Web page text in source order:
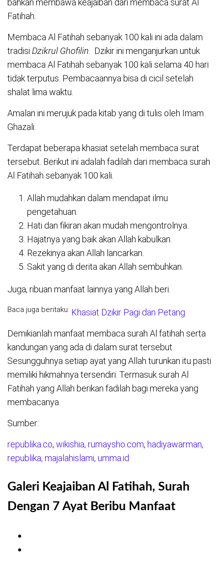
bahkan membawa keajaiban dari membaca surat Al
Fatihah.
Membaca Al Fatihah sebanyak 100 kali ini ada dalam
tradisi Dzikrul Ghofilin . Dzikir ini menganjurkan untuk
membaca Al Fatihah sebanyak 100 kali selama 40 hari
tidak terputus. Pembacaannya bisa di cicil setelah
shalat lima waktu.
Amalan ini merujuk pada kitab yang di tulis oleh Imam
Ghazali.
Terdapat beberapa khasiat setelah membaca surat
tersebut. Berikut ini adalah fadilah dari membaca surah
Al Fatihah sebanyak 100 kali.
Allah mudahkan dalam mendapat ilmu
pengetahuan.
Hati dan fikiran akan mudah mengontrolnya.
Hajatnya yang baik akan Allah kabulkan.
Rezekinya akan Allah lancarkan.
Sakit yang di derita akan Allah sembuhkan.
Juga, ribuan manfaat lainnya yang Allah beri.
Baca juga beritaku: Khasiat Dzikir Pagi dan Petang
Demikianlah manfaat membaca surah Al fatihah serta
kandungan yang ada di dalam surat tersebut.
Sesungguhnya setiap ayat yang Allah turunkan itu pasti
memiliki hikmahnya tersendiri. Termasuk surah Al
Fatihah yang Allah berikan fadilah bagi mereka yang
membacanya.
Sumber:
republika.co, wikishia, rumaysho.com, hadiyawarman,
republika, majalahislami, umma.id
Galeri Keajaiban Al Fatihah, Surah
Dengan 7 Ayat Beribu Manfaat